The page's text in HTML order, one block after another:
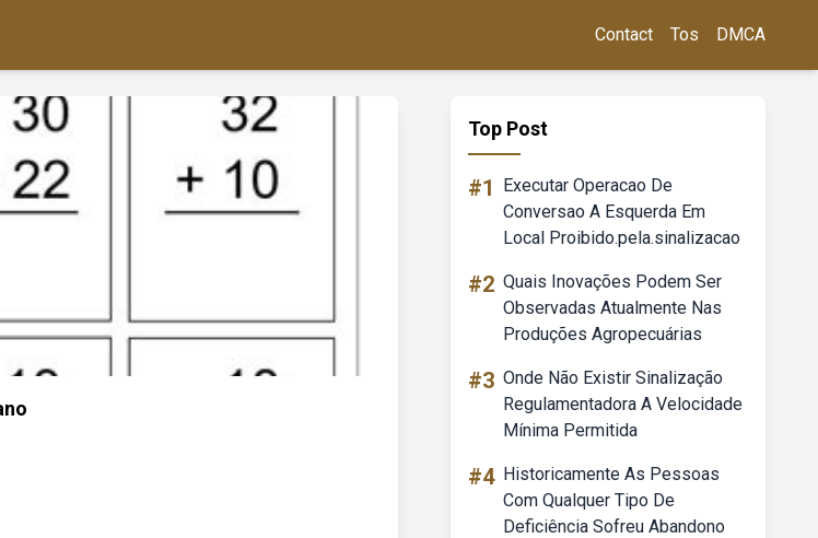
Contact Tos DMCA
Top Post
#1
Executar Operacao De
Conversao A Esquerda Em
Local Proibido.pela.sinalizacao
#2 Quais Inovações Podem Ser
Observadas Atualmente Nas
Produções Agropecuárias
#3 Onde Não Existir Sinalização
Regulamentadora A Velocidade
Mínima Permitida
#4 Historicamente As Pessoas
Com Qualquer Tipo De
Deficiência Sofreu Abandono